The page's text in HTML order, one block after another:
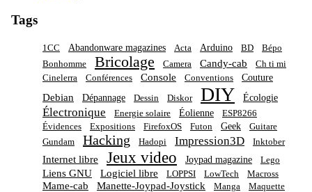
Tags
1CC Abandonware magazines Acta Arduino BD
Bépo
Bonhomme
Bricolage Camera Candy-cab
Ch ti mi
Cinelerra
Conférences Console Conventions Couture
Debian Dépannage Dessin Diskor DIY Écologie
Électronique Energie solaire Éolienne
ESP8266
Évidences
Expositions FirefoxOS Futon Geek
Guitare
Gundam
Hacking Hadopi Impression3D Inktober
Internet libre Jeux video Joypad magazine Lego
Liens GNU Logiciel libre LOPPSI LowTech Macross
Mame-cab Manette-Joypad-Joystick Manga Maquette